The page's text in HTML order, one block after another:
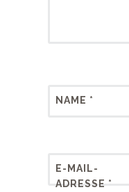
NAME *
E-MAIL-
ADRESSE *